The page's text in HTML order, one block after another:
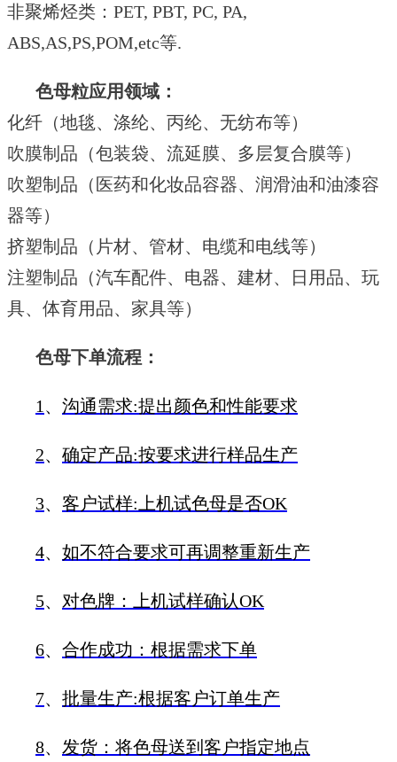
非聚烯烃类： PET, PBT, PC, PA,
ABS,AS,PS,POM,etc等.
色母粒应用领域 ：
化纤 （地毯、涤纶、丙纶、无纺布等）
吹膜制品 （包装袋、流延膜、多层复合膜等）
吹塑制品 （医药和化妆品容器、润滑油和油漆容
器等）
挤塑制品 （片材、管材、电缆和电线等）
注塑制品 （汽车配件、电器、建材、日用品、玩
具、体育用品、家具等）
色母下单流程：
1 、 沟通需求:提出颜色和性能要求
2、 确定产品:按要求进行样品生产
3、 客户试样: 上机试色母是否OK
4、 如不符合要求可再调整重新生产
5、 对色牌：上机试样确认OK
6、 合作成功：根据需求下单
7、 批量生产:根据客户订单生产
8、 发货：将色母送到客户指定地点